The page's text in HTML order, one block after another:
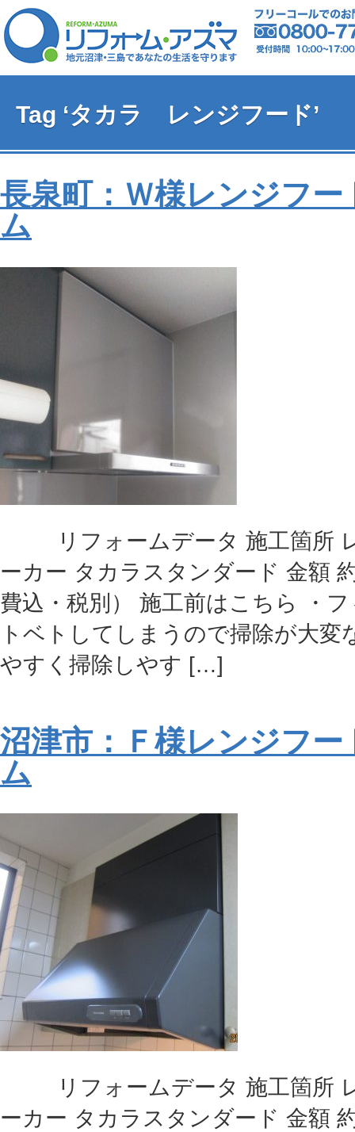
Tag ‘タカラ レンジフード’
長泉町：Ｗ様レンジフー
ム
リフォームデータ 施工箇所
ーカー タカラスタンダード 金額
費込・税別） 施工前はこちら ・
トベトしてしまうので掃除が大変
やすく掃除しやす […]
沼津市：Ｆ様レンジフー
ム
リフォームデータ 施工箇所
ーカー タカラスタンダード 金額